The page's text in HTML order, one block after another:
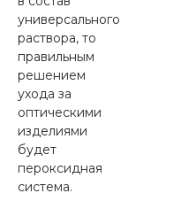
универсального
раствора, то
правильным
решением
ухода за
оптическими
изделиями
будет
пероксидная
система.